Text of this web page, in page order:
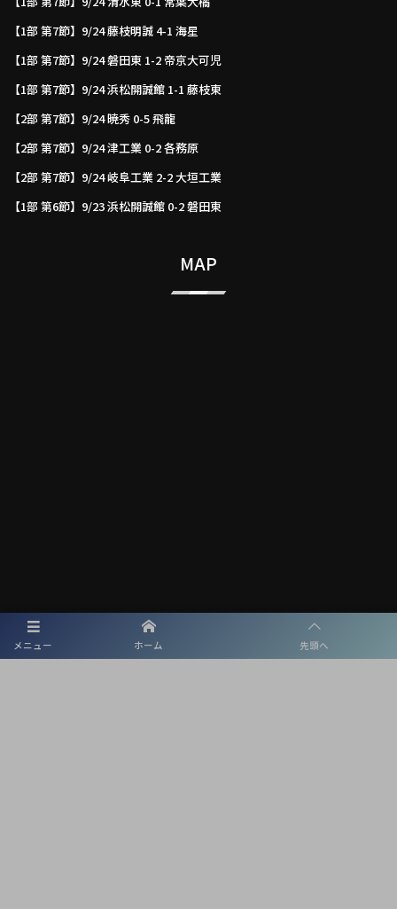
メニュー ホーム 先頭へ
【1部 第7節】9/24 藤枝明誠 4-1 海星
【1部 第7節】9/24 磐田東 1-2 帝京大可児
【1部 第7節】9/24 浜松開誠館 1-1 藤枝東
【2部 第7節】9/24 暁秀 0-5 飛龍
【2部 第7節】9/24 津工業 0-2 各務原
【2部 第7節】9/24 岐阜工業 2-2 大垣工業
【1部 第6節】9/23 浜松開誠館 0-2 磐田東
MAP
メディアパートナー